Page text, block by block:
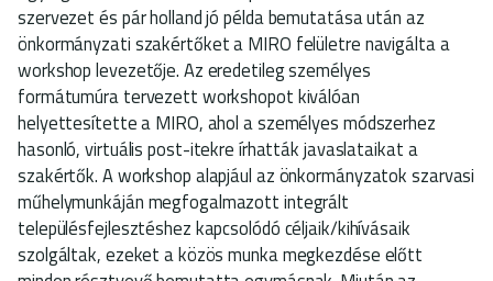
szervezet és pár holland jó példa bemutatása után az
önkormányzati szakértőket a MIRO felületre navigálta a
workshop levezetője. Az eredetileg személyes
formátumúra tervezett workshopot kiválóan
helyettesítette a MIRO, ahol a személyes módszerhez
hasonló, virtuális post-itekre írhatták javaslataikat a
szakértők. A workshop alapjául az önkormányzatok szarvasi
műhelymunkáján megfogalmazott integrált
településfejlesztéshez kapcsolódó céljaik/kihívásaik
szolgáltak, ezeket a közös munka megkezdése előtt